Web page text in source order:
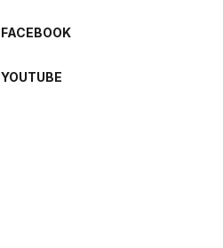
FACEBOOK
YOUTUBE